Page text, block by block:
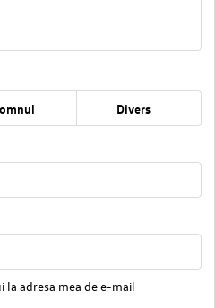
Divers
la adresa mea de e-mail